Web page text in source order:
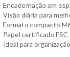
Encadernação em
Visão diária para
Formato compacto
Papel certificado FSC
Ideal para